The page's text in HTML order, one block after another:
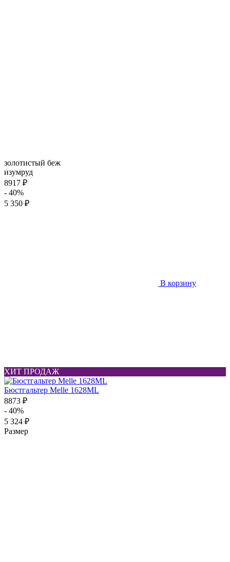
золотистый беж
изумруд
8917 ₽
- 40%
5 350 ₽
В корзину
ХИТ ПРОДАЖ
Бюстгальтер Melle 1628ML
8873 ₽
- 40%
5 324 ₽
Размер